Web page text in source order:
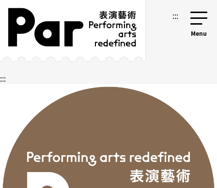
跳到主要內容區塊
網站導覽 :::
:::